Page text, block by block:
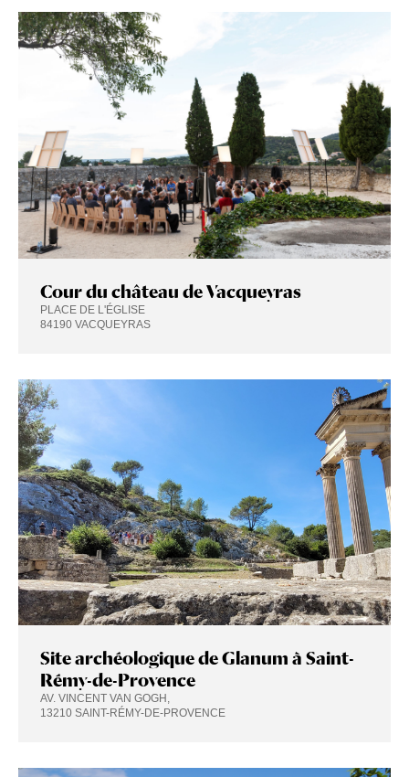
Cour du château de Vacqueyras
PLACE DE L'ÉGLISE
84190 VACQUEYRAS
Site archéologique de Glanum à Saint-
Rémy-de-Provence
AV. VINCENT VAN GOGH,
13210 SAINT-RÉMY-DE-PROVENCE